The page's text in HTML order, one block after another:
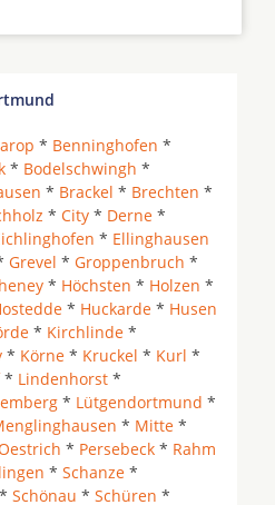
* Benninghofen *
* Bodelschwingh *
* Brackel * Brechten *
* City * Derne *
* Ellinghausen
Grevel * Groppenbruch *
* Höchsten * Holzen *
* Huckarde * Husen
* Kirchlinde *
* Körne * Kruckel * Kurl *
* Lindenhorst *
* Lütgendortmund *
* Mitte *
* Persebeck * Rahm
* Schanze *
* Schönau * Schüren *